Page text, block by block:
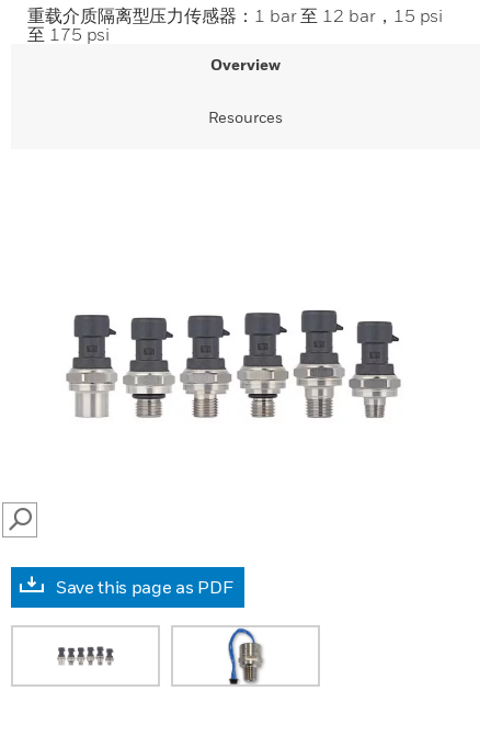
重载介质隔离型压力传感器：1 bar 至 12 bar，15 psi
至 175 psi
Overview
Resources
SEARCH
Save this page as PDF